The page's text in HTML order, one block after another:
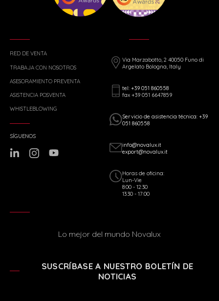
RED DE VENTA
TRABAJA CON NOSOTROS
ASESORAMIENTO PREVENTA
ASISTENCIA POSVENTA
WHISTLEBLOWING
Via Marzabotto, 2 40050 Funo di
Argelato Bologna, Italy
tel: +39 051 860558
fax +39 051 6647859
Servicio de asistencia técnica: +39
051 860558
info@novalux.it
export@novalux.it
Horas de oficina:
Lun-Vie
8:00 - 12:30
13:30 - 17:00
SÍGUENOS
Lo mejor del mundo Novalux
SUSCRÍBASE A NUESTRO BOLETÍN DE
NOTICIAS